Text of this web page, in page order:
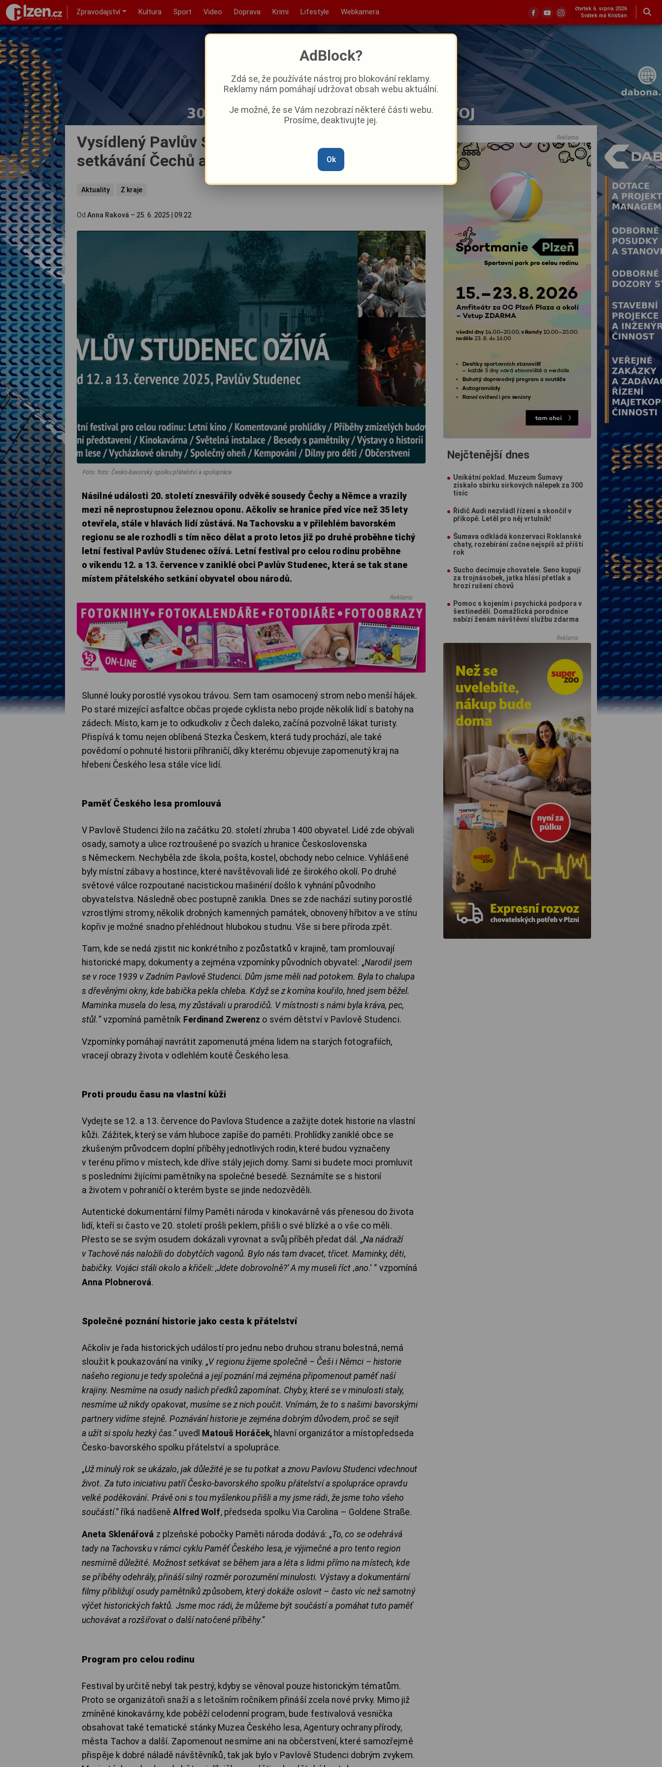
Zpravodajství Kultura Sport Video Doprava Krimi Lifestyle Webkamera
čtvrtek 6. srpna 2026
Svátek má Kristián
Vysídlený Pavlův Studenec se mění v místo
setkávání Čechů a Němců
Aktuality Z kraje
Od Anna Raková – 25. 6. 2025 09:22
Foto: foto: Česko-bavorský spolku přátelství a spolupráce
Násilné události 20. století znesvářily odvěké sousedy Čechy a Němce a vrazily
mezi ně neprostupnou železnou oponu. Ačkoliv se hranice před více než 35 lety
otevřela, stále v hlavách lidí zůstává. Na Tachovsku a v přilehlém bavorském
regionu se ale rozhodli s tím něco dělat a proto letos již po druhé proběhne tichý
letní festival Pavlův Studenec ožívá. Letní festival pro celou rodinu proběhne
o víkendu 12. a 13. července v zaniklé obci Pavlův Studenec, která se tak stane
místem přátelského setkání obyvatel obou národů.
Reklama
Slunné louky porostlé vysokou trávou. Sem tam osamocený strom nebo menší hájek.
Po staré mizející asfaltce občas projede cyklista nebo projde několik lidí s batohy na
zádech. Místo, kam je to odkudkoliv z Čech daleko, začíná pozvolně lákat turisty.
Přispívá k tomu nejen oblíbená Stezka Českem, která tudy prochází, ale také
povědomí o pohnuté historii příhraničí, díky kterému objevuje zapomenutý kraj na
hřebeni Českého lesa stále více lidí.
Paměť Českého lesa promlouvá
V Pavlově Studenci žilo na začátku 20. století zhruba 1400 obyvatel. Lidé zde obývali
osady, samoty a ulice roztroušené po svazích u hranice Československa
s Německem. Nechyběla zde škola, pošta, kostel, obchody nebo celnice. Vyhlášené
byly místní zábavy a hostince, které navštěvovali lidé ze širokého okolí. Po druhé
světové válce rozpoutané nacistickou mašinérií došlo k vyhnání původního
obyvatelstva. Následně obec postupně zanikla. Dnes se zde nachází sutiny porostlé
vzrostlými stromy, několik drobných kamenných památek, obnovený hřbitov a ve stínu
kopřiv je možné snadno přehlédnout hlubokou studnu. Vše si bere příroda zpět.
Tam, kde se nedá zjistit nic konkrétního z pozůstatků v krajině, tam promlouvají
historické mapy, dokumenty a zejména vzpomínky původních obyvatel: „Narodil jsem
se v roce 1939 v Zadním Pavlově Studenci. Dům jsme měli nad potokem. Byla to chalupa
s dřevěnými okny, kde babička pekla chleba. Když se z komína kouřilo, hned jsem běžel.
Maminka musela do lesa, my zůstávali u prarodičů. V místnosti s námi byla kráva, pec,
stůl. “ vzpomíná pamětník Ferdinand Zwerenz o svém dětství v Pavlově Studenci.
Vzpomínky pomáhají navrátit zapomenutá jména lidem na starých fotografiích,
vracejí obrazy života v odlehlém koutě Českého lesa.
Proti proudu času na vlastní kůži
Vydejte se 12. a 13. července do Pavlova Studence a zažijte dotek historie na vlastní
kůži. Zážitek, který se vám hluboce zapíše do paměti. Prohlídky zaniklé obce se
zkušeným průvodcem doplní příběhy jednotlivých rodin, které budou vyznačeny
v terénu přímo v místech, kde dříve stály jejich domy. Sami si budete moci promluvit
s posledními žijícími pamětníky na společné besedě. Seznámíte se s historií
a životem v pohraničí o kterém byste se jinde nedozvěděli.
Autentické dokumentární filmy Paměti národa v kinokavárně vás přenesou do života
lidí, kteří si často ve 20. století prošli peklem, přišli o své blízké a o vše co měli.
Přesto se se svým osudem dokázali vyrovnat a svůj příběh předat dál. „Na nádraží
v Tachově nás naložili do dobytčích vagonů. Bylo nás tam dvacet, třicet. Maminky, děti,
babičky. Vojáci stáli okolo a křičeli: ‚Jdete dobrovolně?‘ A my museli říct ‚ano.‘ “ vzpomíná
Anna Plobnerová.
Společné poznání historie jako cesta k přátelství
Ačkoliv je řada historických událostí pro jednu nebo druhou stranu bolestná, nemá
sloužit k poukazování na viníky. „V regionu žijeme společně – Češi i Němci – historie
našeho regionu je tedy společná a její poznání má zejména připomenout paměť naší
krajiny. Nesmíme na osudy našich předků zapomínat. Chyby, které se v minulosti staly,
nesmíme už nikdy opakovat, musíme se z nich poučit. Vnímám, že to s našimi bavorskými
partnery vidíme stejně. Poznávání historie je zejména dobrým důvodem, proč se sejít
a užít si spolu hezký čas.“ uvedl Matouš Horáček,hlavní organizátor a místopředseda
Česko-bavorského spolku přátelství a spolupráce.
„Už minulý rok se ukázalo, jak důležité je se tu potkat a znovu Pavlovu Studenci vdechnout
život. Za tuto iniciativu patří Česko-bavorského spolku přátelství a spolupráce opravdu
velké poděkování. Právě oni s tou myšlenkou přišli a my jsme rádi, že jsme toho všeho
součástí.“ říká nadšeně Alfred Wolf, předseda spolku Via Carolina – Goldene Straße.
Aneta Sklenářová z plzeňské pobočky Paměti národa dodává: „To, co se odehrává
tady na Tachovsku v rámci cyklu Paměť Českého lesa, je výjimečné a pro tento region
nesmírně důležité. Možnost setkávat se během jara a léta s lidmi přímo na místech, kde
se příběhy odehrály, přináší silný rozměr porozumění minulosti. Výstavy a dokumentární
filmy přibližují osudy pamětníků způsobem, který dokáže oslovit – často víc než samotný
výčet historických faktů. Jsme moc rádi, že můžeme být součástí a pomáhat tuto paměť
uchovávat a rozšiřovat o další natočené příběhy.“
Program pro celou rodinu
Festival by určitě nebyl tak pestrý, kdyby se věnoval pouze historickým tématům.
Proto se organizátoři snaží a s letošním ročníkem přináší zcela nové prvky. Mimo již
zmíněné kinokavárny, kde poběží celodenní program, bude festivalová vesnička
obsahovat také tematické stánky Muzea Českého lesa, Agentury ochrany přírody,
města Tachov a další. Zapomenout nesmíme ani na občerstvení, které samozřejmě
přispěje k dobré náladě návštěvníků, tak jak bylo v Pavlově Studenci dobrým zvykem.
Reklama
Nejčtenější dnes
Unikátní poklad. Muzeum Šumavy
získalo sbírku sirkových nálepek za 300
tisíc
Řidič Audi nezvládl řízení a skončil v
příkopě. Letěl pro něj vrtulník!
Šumava odkládá konzervaci Roklanské
chaty, rozebírání začne nejspíš až příští
rok
Sucho decimuje chovatele. Seno kupují
za trojnásobek, jatka hlásí přetlak a
hrozí rušení chovů
Pomoc s kojením i psychická podpora v
šestinedělí. Domažlická porodnice
nabízí ženám návštěvní službu zdarma
Reklama
AdBlock?
Zdá se, že používáte nástroj pro blokování reklamy.
Reklamy nám pomáhají udržovat obsah webu aktuální.
Je možné, že se Vám nezobrazí některé části webu.
Prosíme, deaktivujte jej.
Ok